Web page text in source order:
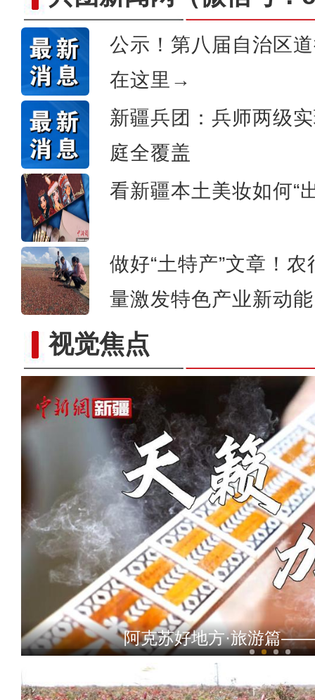
公示！第八届自治区
在这里→
新疆兵团：兵师两级
庭全覆盖
看新疆本土美妆如何“
做好“土特产”文章！
量激发特色产业新动能
视觉焦点
“阿克苏好地方·龟兹之美
阿克苏好地方·旅游篇
《给爸爸的一